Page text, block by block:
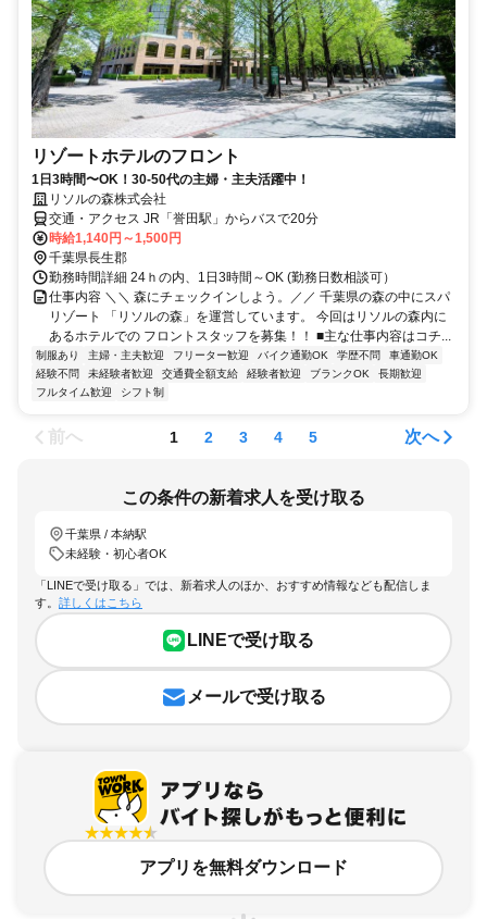
リゾートホテルのフロント
1日3時間〜OK！30-50代の主婦・主夫活躍中！
リソルの森株式会社
交通・アクセス JR「誉田駅」からバスで20分
時給1,140円～1,500円
千葉県長生郡
勤務時間詳細 24ｈの内、1日3時間～OK (勤務日数相談可）
仕事内容 ＼＼ 森にチェックインしよう。／／ 千葉県の森の中にスパ
リゾート 「リソルの森」を運営しています。 今回はリソルの森内に
あるホテルでの フロントスタッフを募集！！ ■主な仕事内容はコチ...
制服あり 主婦・主夫歓迎 フリーター歓迎 バイク通勤OK 学歴不問
車通勤OK
経験不問
未経験者歓迎 交通費全額支給 経験者歓迎 ブランクOK
長期歓迎
フルタイム歓迎
シフト制
前へ 1 2 3 4 5 次へ
この条件の新着求人を受け取る
千葉県 / 本納駅
未経験・初心者OK
「LINEで受け取る」では、新着求人のほか、おすすめ情報なども配信しま
す。 詳しくはこちら
LINEで受け取る
メールで受け取る
アプリを無料ダウンロード